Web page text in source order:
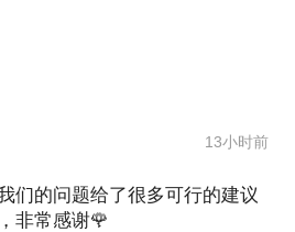
执行馆长、中国收藏家协会·学
音画馆理事，南京大学文化与
威财经媒体，负责文化艺术市
等工作，并陆续担任过多家主
、电视、视频节目、学术期刊
13小时前
们的问题给了很多可行的建议
非常感谢🌹